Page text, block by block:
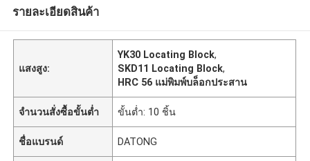
รายละเอียดสินค้า
แสงสูง:
YK30 Locating Block,
SKD11 Locating Block,
HRC 56 แม่พิมพ์บล็อกประสาน
จำนวนสั่งซื้อขั้นต่ำ ขั้นต่ำ: 10 ชิ้น
ชื่อแบรนด์ DATONG